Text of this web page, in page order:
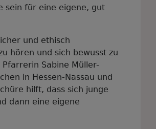
sein für eine eigene, gut
und ethisch
hören und sich bewusst zu
Sabine Müller-
in Hessen-Nassau und
hilft, dass sich junge
dann eine eigene